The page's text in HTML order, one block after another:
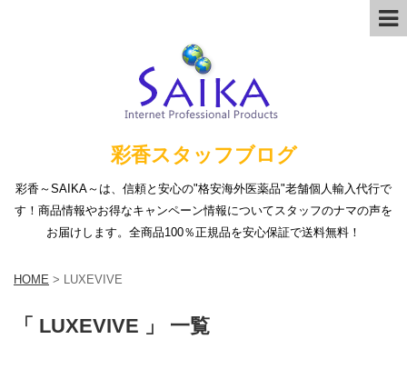
彩香スタッフブログ
彩香～SAIKA～は、信頼と安心の"格安海外医薬品"老舗個人輸入代行で
す！商品情報やお得なキャンペーン情報についてスタッフのナマの声を
お届けします。全商品100％正規品を安心保証で送料無料！
HOME > LUXEVIVE
「 LUXEVIVE 」 一覧